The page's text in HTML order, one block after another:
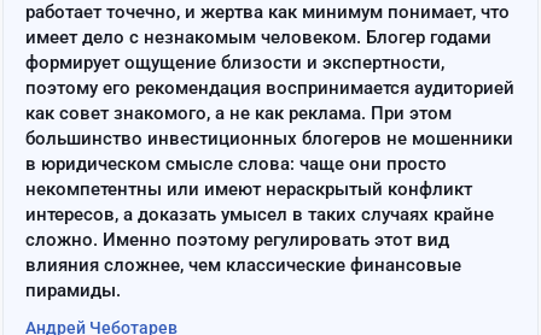
работает точечно, и жертва как минимум понимает, что
имеет дело с незнакомым человеком. Блогер годами
формирует ощущение близости и экспертности,
поэтому его рекомендация воспринимается аудиторией
как совет знакомого, а не как реклама. При этом
большинство инвестиционных блогеров не мошенники
в юридическом смысле слова: чаще они просто
некомпетентны или имеют нераскрытый конфликт
интересов, а доказать умысел в таких случаях крайне
сложно. Именно поэтому регулировать этот вид
влияния сложнее, чем классические финансовые
пирамиды.
Андрей Чеботарев